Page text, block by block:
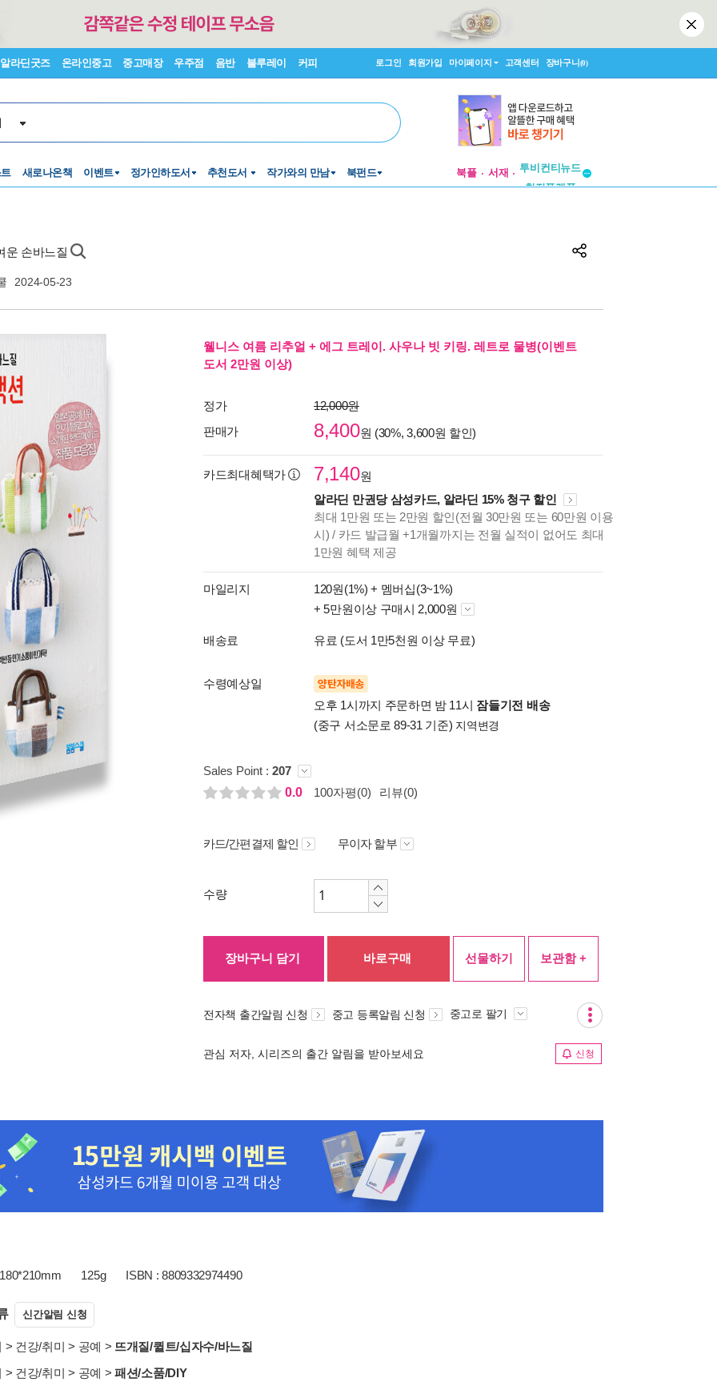
알라딘굿즈 온라인중고 중고매장 우주점 음반 블루레이 커피 로그인 회원가입 마이페이지 고객센터 장바구니(0)
새로나온책 이벤트 정가인하도서 추천도서 작가와의 만남 북펀드 북플 서재
창작플랫폼
운 손바느질
2024-05-23
웰니스 여름 리추얼 + 에그 트레이. 사우나 빗 키링. 레트로 물병(이벤트
도서 2만원 이상)
정가
12,000원
판매가
8,400원 (30%, 3,600원 할인)
카드최대혜택가 7,140원
알라딘 만권당 삼성카드, 알라딘 15% 청구 할인
최대 1만원 또는 2만원 할인(전월 30만원 또는 60만원 이용
시) / 카드 발급월 +1개월까지는 전월 실적이 없어도 최대
1만원 혜택 제공
마일리지 120원(1%) + 멤버십(3~1%)
+ 5만원이상 구매시 2,000원
배송료 유료 (도서 1만5천원 이상 무료)
수령예상일 양탄자배송
오후 1시까지 주문하면 밤 11시 잠들기전 배송
(중구 서소문로 89-31 기준) 지역변경
Sales Point : 207
0.0
100자평(0) 리뷰(0)
카드/간편결제 할인 무이자 할부
수량
장바구니 담기 바로구매 선물하기 보관함 +
전자책 출간알림 신청 중고 등록알림 신청 중고로 팔기
관심 저자, 시리즈의 출간 알림을 받아보세요 신청
180*210mm 125g ISBN : 8809332974490
신간알림 신청
> 건강/취미 > 공예 > 뜨개질/퀼트/십자수/바느질
> 건강/취미 > 공예 >패션/소품/DIY